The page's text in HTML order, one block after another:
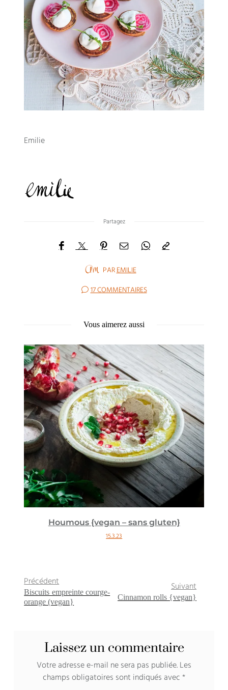
Emilie
Partagez
PAREMILIE
17 COMMENTAIRES
Vous aimerez aussi
Houmous {vegan – sans gluten}
15.3.23
Précédent
Biscuits empreinte courge-
orange (vegan}
Suivant
Cinnamon rolls {vegan}
Laissez un commentaire
Votre adresse e-mail ne sera pas publiée.Les
champs obligatoires sont indiqués avec*